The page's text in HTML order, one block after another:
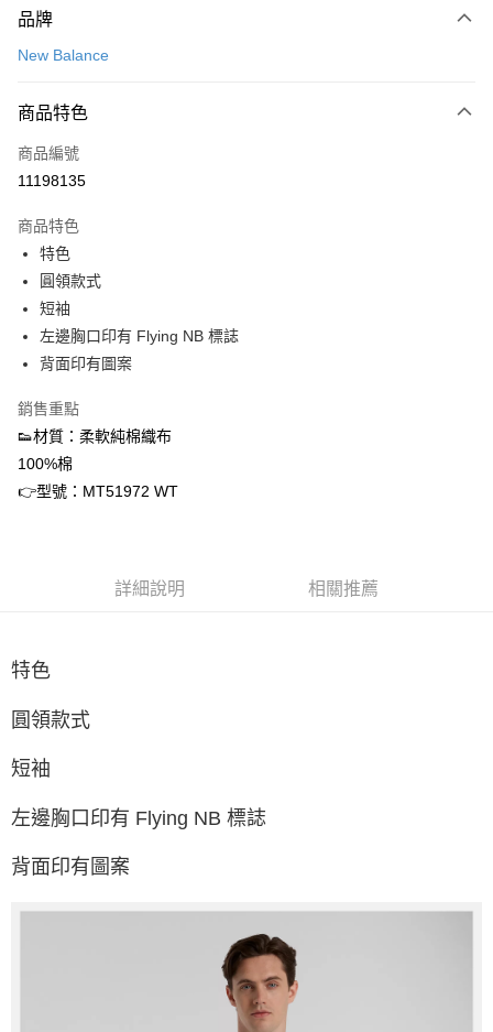
信用卡一次付款
3 期 0 利率 每期
合作金庫商業銀行
上海商業儲蓄銀行
臺灣中小企業銀行
匯豐（台灣）商業銀行
聯邦商業銀行
元大商業銀行
玉山商業銀行
台灣樂天信用卡公司
超商取貨付款
LINE Pay
街口支付
ATM付款
運送方式
全家取貨付款
付款後全家取貨
每筆NT$60，滿NT$1,500(含以上)免運費
7-11取貨付款
每筆NT$70，滿NT$1,500(含以上)免運費
付款後門市自取
品牌
New Balance
商品特色
商品編號
11198135
商品特色
特色
圓領款式
短袖
左邊胸口印有 Flying NB 標誌
背面印有圖案
銷售重點
👟材質：柔軟純棉織布
100%棉
👉型號：MT51972 WT
詳細說明 相關推薦
特色
圓領款式
短袖
左邊胸口印有 Flying NB 標誌
背面印有圖案